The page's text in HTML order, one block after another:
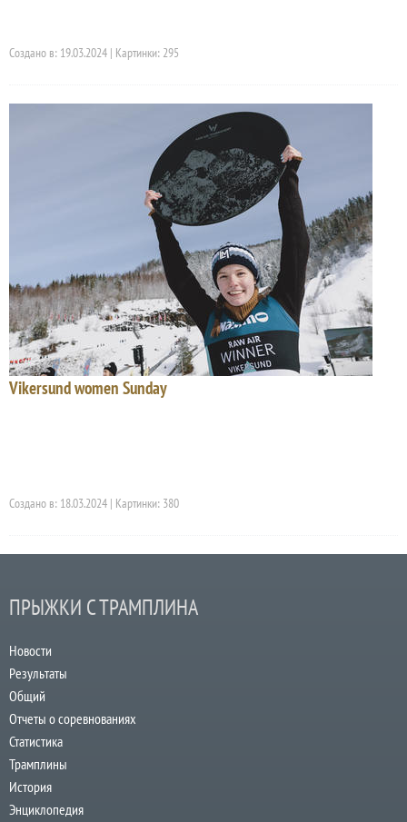
Создано в: 19.03.2024 | Картинки: 295
Vikersund women Sunday
Создано в: 18.03.2024 | Картинки: 380
ПРЫЖКИ С ТРАМПЛИНА
Новости
Результаты
Общий
Отчеты о соревнованиях
Статистика
Трамплины
История
Энциклопедия